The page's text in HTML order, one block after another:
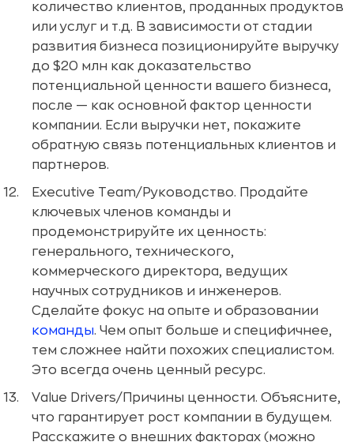
количество клиентов, проданных продуктов
или услуг и т.д. В зависимости от стадии
развития бизнеса позиционируйте выручку
до $20 млн как доказательство
потенциальной ценности вашего бизнеса,
после — как основной фактор ценности
компании. Если выручки нет, покажите
обратную связь потенциальных клиентов и
партнеров.
Executive Team/Руководство. Продайте
ключевых членов команды и
продемонстрируйте их ценность:
генерального, технического,
коммерческого директора, ведущих
научных сотрудников и инженеров.
Сделайте фокус на опыте и образовании
команды. Чем опыт больше и специфичнее,
тем сложнее найти похожих специалистом.
Это всегда очень ценный ресурс.
Value Drivers/Причины ценности. Объясните,
что гарантирует рост компании в будущем.
Расскажите о внешних факторах (можно